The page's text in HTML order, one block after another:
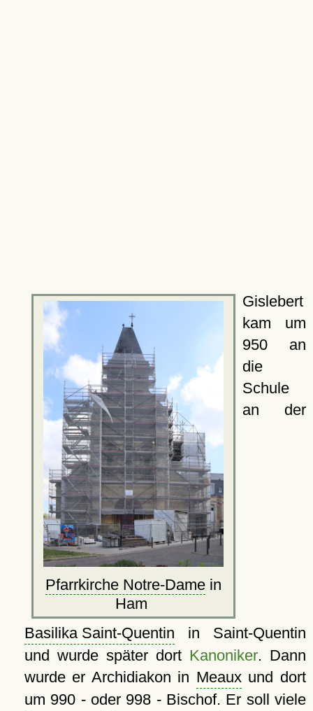
Pfarrkirche Notre-Damein
Ham
Gislebert
kam um
950 an
die
Schule
an der
Basilika Saint-Quentin in Saint-Quentin
und wurde später dort Kanoniker. Dann
wurde er Archidiakon in Meauxund dort
um 990 - oder 998 - Bischof. Er soll viele